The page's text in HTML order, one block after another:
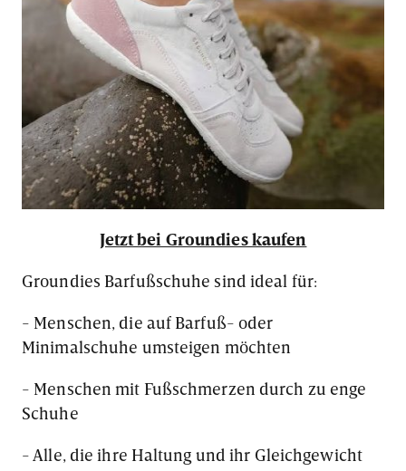
Jetzt bei Groundies kaufen
Groundies Barfußschuhe sind ideal für:
- Menschen, die auf Barfuß- oder
Minimalschuhe umsteigen möchten
- Menschen mit Fußschmerzen durch zu enge
Schuhe
- Alle, die ihre Haltung und ihr Gleichgewicht